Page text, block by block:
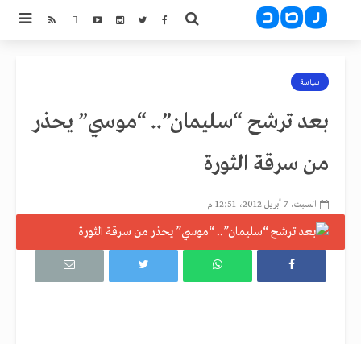
سياسة
بعد ترشح “سليمان”.. “موسي” يحذر
من سرقة الثورة
السبت، 7 أبريل 2012، 12:51 م